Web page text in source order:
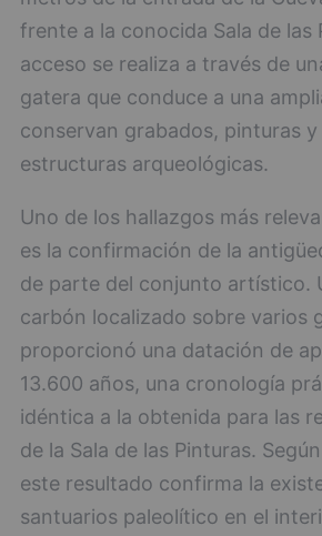
frente a la conocida Sala de las
acceso se realiza a través de
gatera que conduce a una
conservan grabados, pinturas y
estructuras arqueológicas.
Uno de los hallazgos más
es la confirmación de la
de parte del conjunto artístico.
carbón localizado sobre varios
proporcionó una datación de
13.600 años, una cronología
idéntica a la obtenida para las
de la Sala de las Pinturas.
este resultado confirma la
santuarios paleolítico en el